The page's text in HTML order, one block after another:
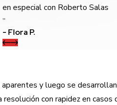
en especial con Roberto Salas
”
- Flora P.
y luego se
con rapidez en casos